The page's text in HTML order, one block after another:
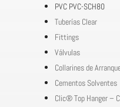
PVC PVC-SCH80
Tuberías Clear
Fittings
Válvulas
Collarines de
Cementos Solventes
Clic® Top Hanger –